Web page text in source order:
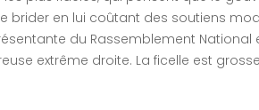
brider en lui coûtant des soutiens
du Rassemblement
extrême droite. La ficelle est